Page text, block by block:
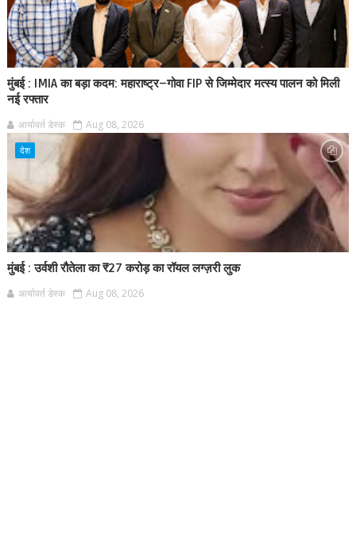
मुंबई : IMIA का बड़ा कदम: महाराष्ट्र–गोवा FIP से जिम्मेदार मत्स्य पालन को मिली
नई रफ्तार
आर्यावर्त डेस्क Aug 08, 2026
देश
मुंबई : उर्वशी रौतेला का ₹27 करोड़ का रॉयल लग्ज़री लुक
आर्यावर्त डेस्क Aug 08, 2026